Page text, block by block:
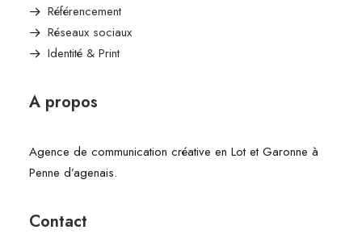
Référencement
Réseaux sociaux
Identité & Print
A propos
Agence de communication créative en Lot et Garonne à
Penne d’agenais.
Contact